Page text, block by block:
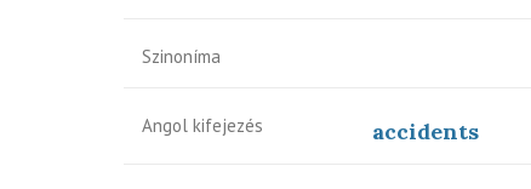
Szinoníma
Angol kifejezés accidents